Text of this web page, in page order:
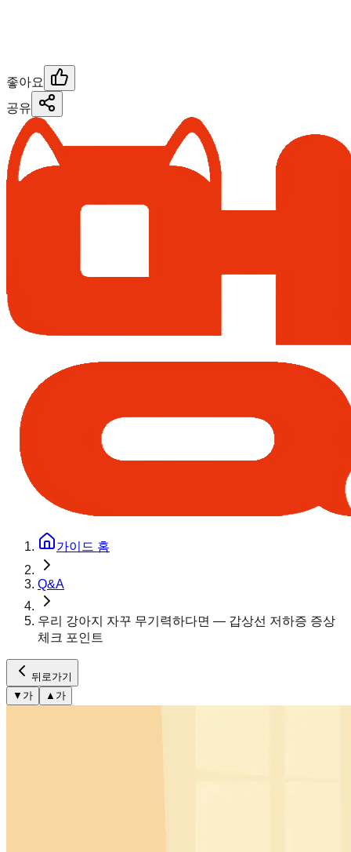
좋아요
공유
가이드 홈
Q&A
우리 강아지 자꾸 무기력하다면 — 갑상선 저하증 증상
체크 포인트
뒤로가기
▼ 가 ▲ 가